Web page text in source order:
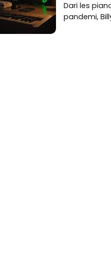
Dari les
pandemi,